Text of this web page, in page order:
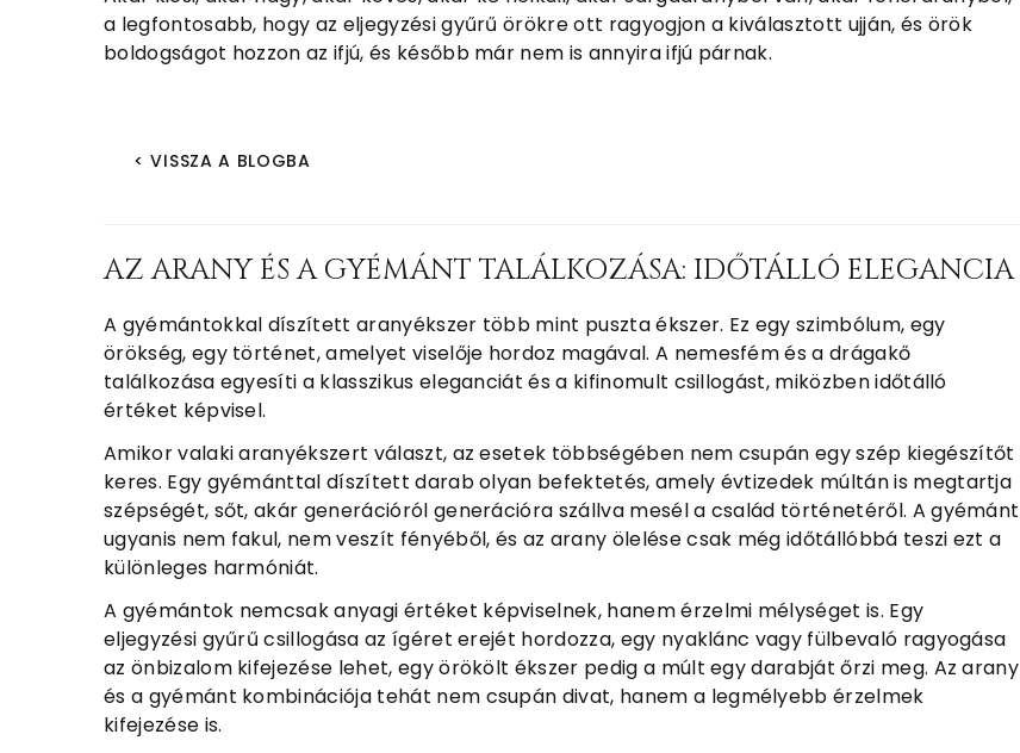
a legfontosabb, hogy az eljegyzési gyűrű örökre ott ragyogjon a kiválasztott ujján, és örök
boldogságot hozzon az ifjú, és később már nem is annyira ifjú párnak.
< VISSZA A BLOGBA
AZ ARANY ÉS A GYÉMÁNT TALÁLKOZÁSA: IDŐTÁLLÓ ELEGANCIA
A gyémántokkal díszített aranyékszer több mint puszta ékszer. Ez egy szimbólum, egy
örökség, egy történet, amelyet viselője hordoz magával. A nemesfém és a drágakő
találkozása egyesíti a klasszikus eleganciát és a kifinomult csillogást, miközben időtálló
értéket képvisel.
Amikor valaki aranyékszert választ, az esetek többségében nem csupán egy szép kiegészítőt
keres. Egy gyémánttal díszített darab olyan befektetés, amely évtizedek múltán is megtartja
szépségét, sőt, akár generációról generációra szállva mesél a család történetéről. A gyémánt
ugyanis nem fakul, nem veszít fényéből, és az arany ölelése csak még időtállóbbá teszi ezt a
különleges harmóniát.
A gyémántok nemcsak anyagi értéket képviselnek, hanem érzelmi mélységet is. Egy
eljegyzési gyűrű csillogása az ígéret erejét hordozza, egy nyaklánc vagy fülbevaló ragyogása
az önbizalom kifejezése lehet, egy örökölt ékszer pedig a múlt egy darabját őrzi meg. Az arany
és a gyémánt kombinációja tehát nem csupán divat, hanem a legmélyebb érzelmek
kifejezése is.